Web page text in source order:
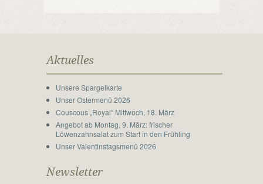
Aktuelles
Unsere Spargelkarte
Unser Ostermenü 2026
Couscous „Royal“ Mittwoch, 18. März
Angebot ab Montag, 9. März: frischer
Löwenzahnsalat zum Start in den Frühling
Unser Valentinstagsmenü 2026
Newsletter